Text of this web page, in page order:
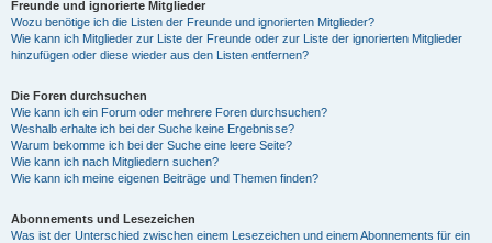
Freunde und ignorierte Mitglieder
Wozu benötige ich die Listen der Freunde und ignorierten Mitglieder?
Wie kann ich Mitglieder zur Liste der Freunde oder zur Liste der ignorierten Mitglieder
hinzufügen oder diese wieder aus den Listen entfernen?
Die Foren durchsuchen
Wie kann ich ein Forum oder mehrere Foren durchsuchen?
Weshalb erhalte ich bei der Suche keine Ergebnisse?
Warum bekomme ich bei der Suche eine leere Seite?
Wie kann ich nach Mitgliedern suchen?
Wie kann ich meine eigenen Beiträge und Themen finden?
Abonnements und Lesezeichen
Was ist der Unterschied zwischen einem Lesezeichen und einem Abonnements für ein